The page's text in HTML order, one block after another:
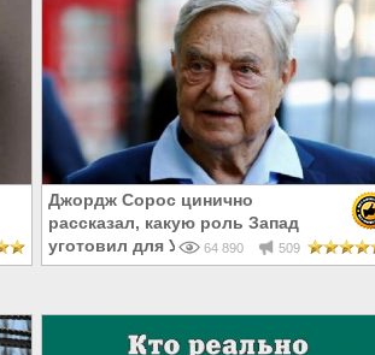
Джордж Сорос цинично
рассказал, какую роль Запад
уготовил для Украины
64 890 509